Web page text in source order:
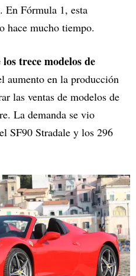
. En Fórmula 1, esta
hace mucho tiempo.
trece modelos de
aumento en la producción
las ventas de modelos de
La demanda se vio
SF90 Stradale y los 296